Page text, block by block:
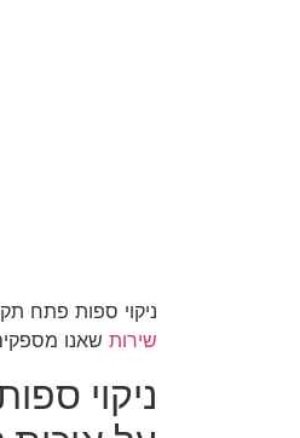
ניקוי ספות פתח
שירות שאנו
ניקוי